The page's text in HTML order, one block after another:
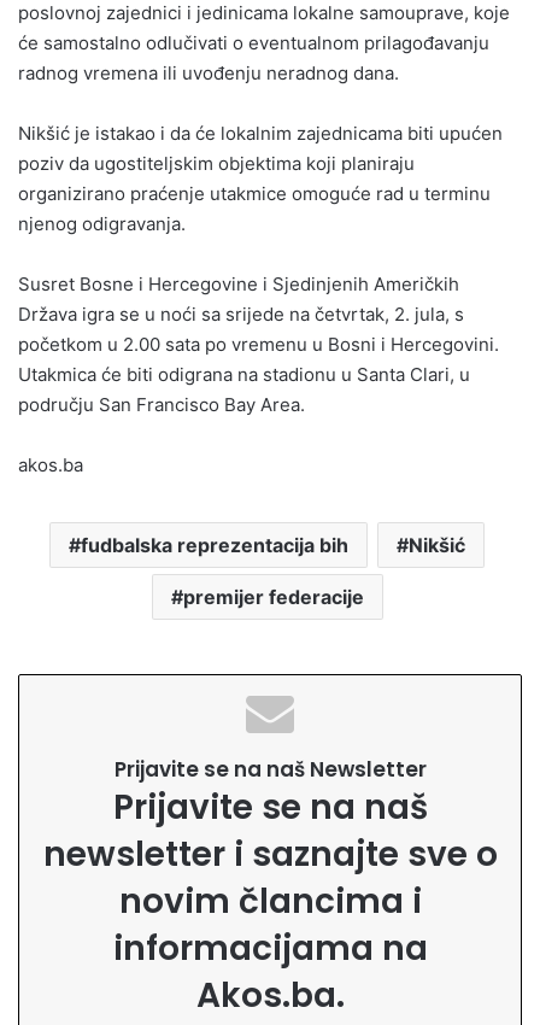
poslovnoj zajednici i jedinicama lokalne samouprave, koje
će samostalno odlučivati o eventualnom prilagođavanju
radnog vremena ili uvođenju neradnog dana.
Nikšić je istakao i da će lokalnim zajednicama biti upućen
poziv da ugostiteljskim objektima koji planiraju
organizirano praćenje utakmice omoguće rad u terminu
njenog odigravanja.
Susret Bosne i Hercegovine i Sjedinjenih Američkih
Država igra se u noći sa srijede na četvrtak, 2. jula, s
početkom u 2.00 sata po vremenu u Bosni i Hercegovini.
Utakmica će biti odigrana na stadionu u Santa Clari, u
području San Francisco Bay Area.
akos.ba
fudbalska reprezentacija bih Nikšić
premijer federacije
Prijavite se na naš Newsletter
Prijavite se na naš
newsletter i saznajte sve o
novim člancima i
informacijama na
Akos.ba.